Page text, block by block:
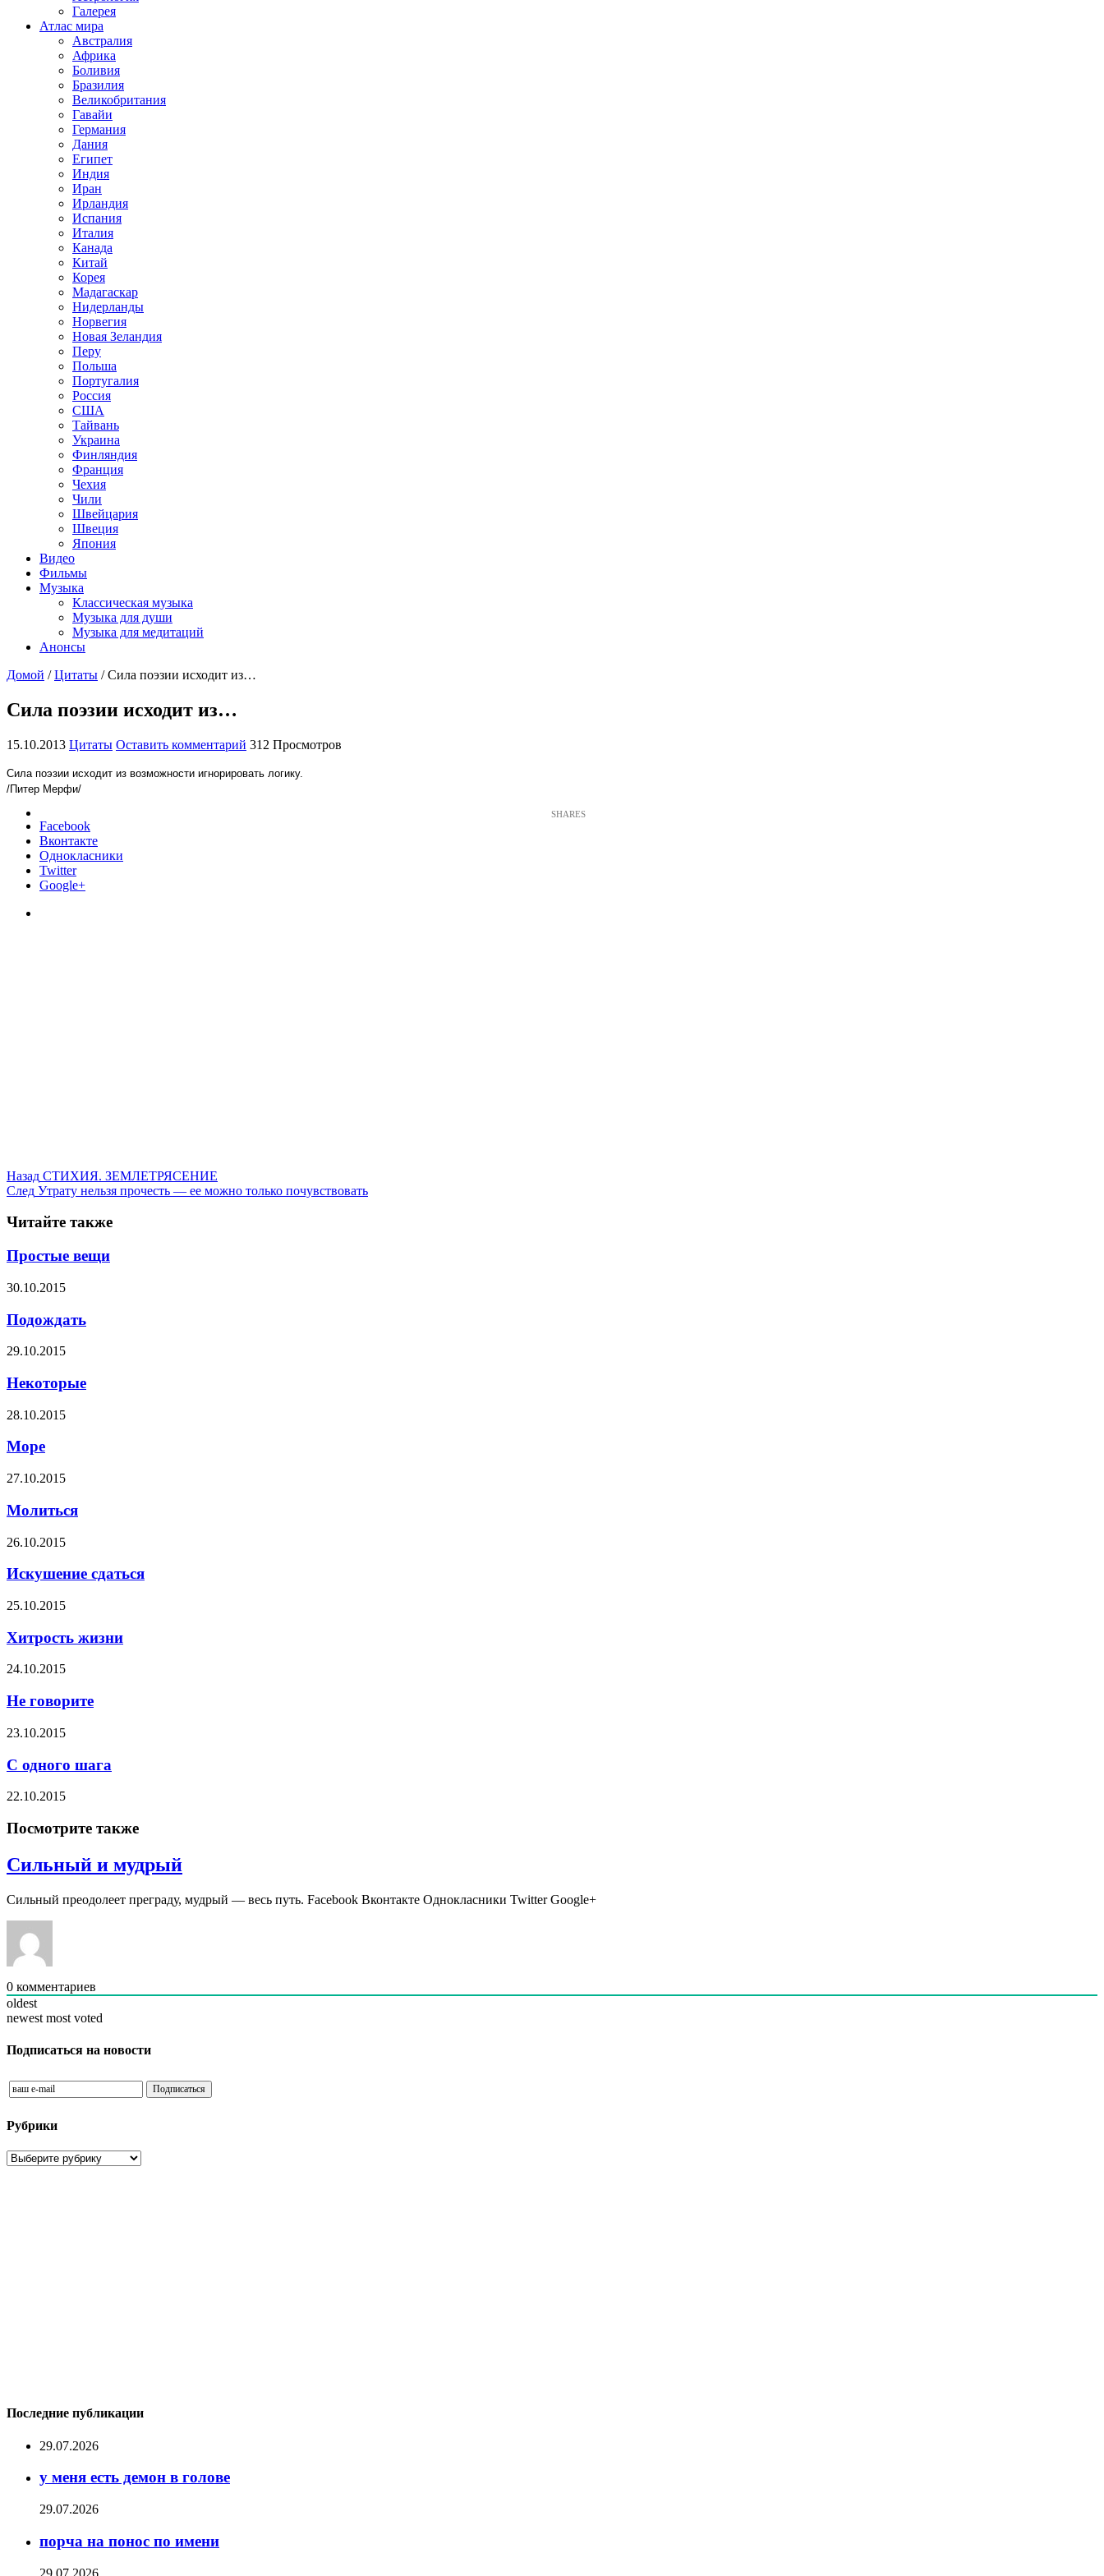
Галерея
Атлас мира
Австралия
Африка
Боливия
Бразилия
Великобритания
Гавайи
Германия
Дания
Египет
Индия
Иран
Ирландия
Испания
Италия
Канада
Китай
Корея
Мадагаскар
Нидерланды
Норвегия
Новая Зеландия
Перу
Польша
Португалия
Россия
США
Тайвань
Украина
Финляндия
Франция
Чехия
Чили
Швейцария
Швеция
Япония
Видео
Фильмы
Музыка
Классическая музыка
Музыка для души
Музыка для медитаций
Анонсы
Домой / Цитаты / Сила поэзии исходит из…
Сила поэзии исходит из…
15.10.2013 Цитаты Оставить комментарий 312 Просмотров
Сила поэзии исходит из возможности игнорировать логику.
/Питер Мерфи/
Facebook
Вконтакте
Однокласники
Twitter
Google+
Назад СТИХИЯ. ЗЕМЛЕТРЯСЕНИЕ
След Утрату нельзя прочесть — ее можно только почувствовать
Читайте также
Простые вещи
30.10.2015
Подождать
29.10.2015
Некоторые
28.10.2015
Море
27.10.2015
Молиться
26.10.2015
Искушение сдаться
25.10.2015
Хитрость жизни
24.10.2015
Не говорите
23.10.2015
С одного шага
22.10.2015
Посмотрите также
Сильный и мудрый
Сильный преодолеет преграду, мудрый — весь путь. Facebook Вконтакте Однокласники Twitter Google+
0 комментариев
oldest
newest most voted
Подписаться на новости
Рубрики
Рубрики
Последние публикации
29.07.2026
у меня есть демон в голове
29.07.2026
порча на понос по имени
29.07.2026